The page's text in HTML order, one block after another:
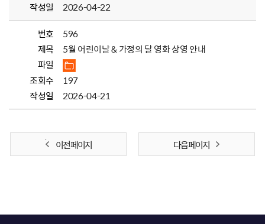
작성일
2026-04-22
번호
596
제목
5월 어린이날 & 가정의 달 영화 상영 안내
파일
조회수
197
작성일
2026-04-21
이전 페이지 다음 페이지